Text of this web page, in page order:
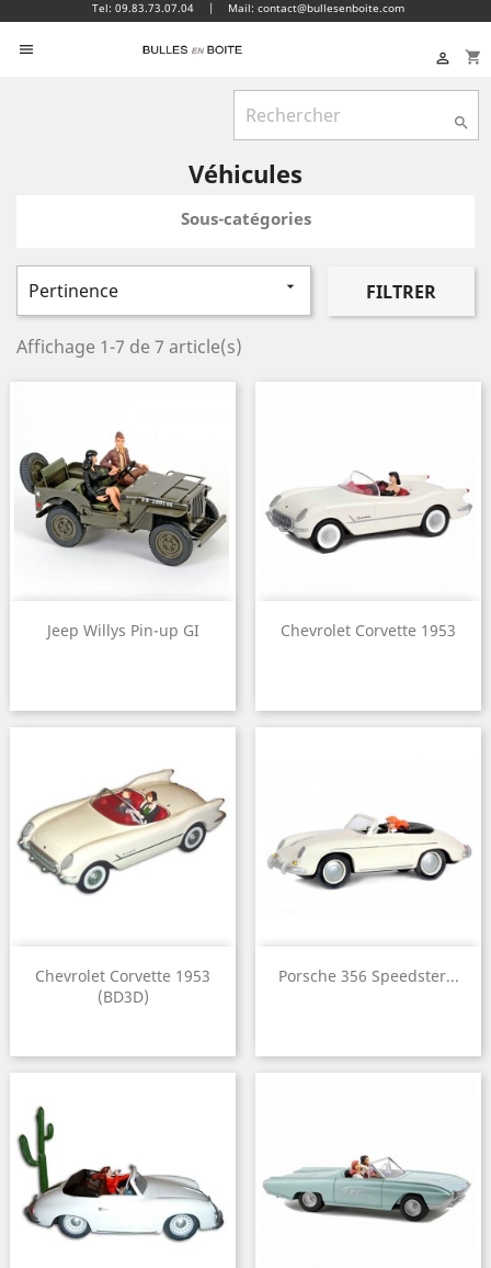
Tel: 09.83.73.07.04 | Mail: contact@bullesenboite.com
 shopping_cart


Véhicules
Sous-catégories
Pertinence  FILTRER
Affichage 1-7 de 7 article(s)
Jeep Willys Pin-up GI Chevrolet Corvette 1953
Chevrolet Corvette 1953
(BD3D)
Porsche 356 Speedster...